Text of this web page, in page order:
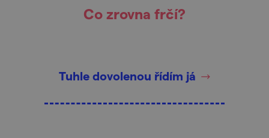
Co zrovna frčí?
Tuhle dovolenou řídím já